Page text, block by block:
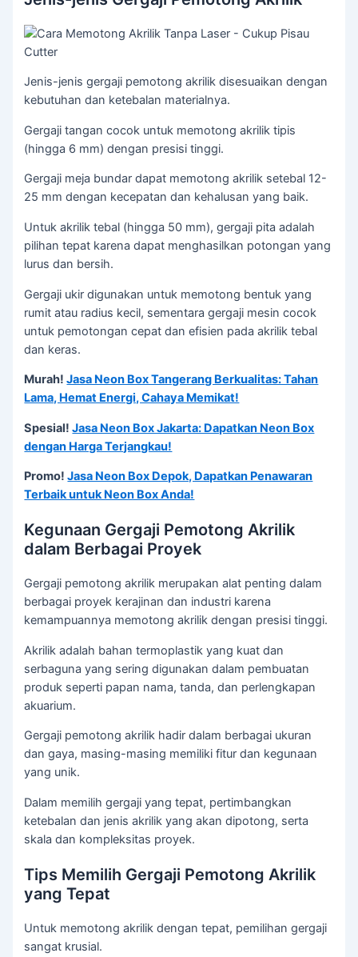
Jenis-jenis gergaji pemotong akrilik disesuaikan dengan
kebutuhan dan ketebalan materialnya.
Gergaji tangan cocok untuk memotong akrilik tipis
(hingga 6 mm) dengan presisi tinggi.
Gergaji meja bundar dapat memotong akrilik setebal 12-
25 mm dengan kecepatan dan kehalusan yang baik.
Untuk akrilik tebal (hingga 50 mm), gergaji pita adalah
pilihan tepat karena dapat menghasilkan potongan yang
lurus dan bersih.
Gergaji ukir digunakan untuk memotong bentuk yang
rumit atau radius kecil, sementara gergaji mesin cocok
untuk pemotongan cepat dan efisien pada akrilik tebal
dan keras.
Murah!Jasa Neon Box Tangerang Berkualitas: Tahan
Lama, Hemat Energi, Cahaya Memikat!
Spesial!Jasa Neon Box Jakarta: Dapatkan Neon Box
dengan Harga Terjangkau!
Promo!Jasa Neon Box Depok, Dapatkan Penawaran
Terbaik untuk Neon Box Anda!
Kegunaan Gergaji Pemotong Akrilik
dalam Berbagai Proyek
Gergaji pemotong akrilik merupakan alat penting dalam
berbagai proyek kerajinan dan industri karena
kemampuannya memotong akrilik dengan presisi tinggi.
Akrilik adalah bahan termoplastik yang kuat dan
serbaguna yang sering digunakan dalam pembuatan
produk seperti papan nama, tanda, dan perlengkapan
akuarium.
Gergaji pemotong akrilik hadir dalam berbagai ukuran
dan gaya, masing-masing memiliki fitur dan kegunaan
yang unik.
Dalam memilih gergaji yang tepat, pertimbangkan
ketebalan dan jenis akrilik yang akan dipotong, serta
skala dan kompleksitas proyek.
Tips Memilih Gergaji Pemotong Akrilik
yang Tepat
Untuk memotong akrilik dengan tepat, pemilihan gergaji
sangat krusial.